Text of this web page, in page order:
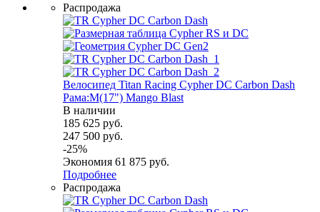
Распродажа
Велосипед Titan Racing Cypher DC Carbon Dash
Рама:M(17") Mango Blast
В наличии
185 625 руб.
247 500 руб.
-25%
Экономия 61 875 руб.
Подробнее
Распродажа